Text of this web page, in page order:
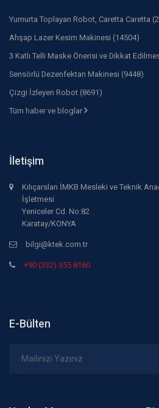
Yumurta Toplayan Robot, Caretta Caretta
Ahşap Lazer Kesim Makinesi (14504)
3 Katlı Telli Maske Önerisi ve Dikkat
Sensörlü Dezenfektan Makinesi (9448)
Çizgi İzleyen Robot (8691)
Tüm haber ve bloglar
İletişim
Kılıçarslan İMKB Mesleki ve Teknik
İşletmesi
Yeniceler Cd. No:82
Karatay/KONYA
bilgi@ktek.com.tr
+90 (332) 355 8160
E-Bülten